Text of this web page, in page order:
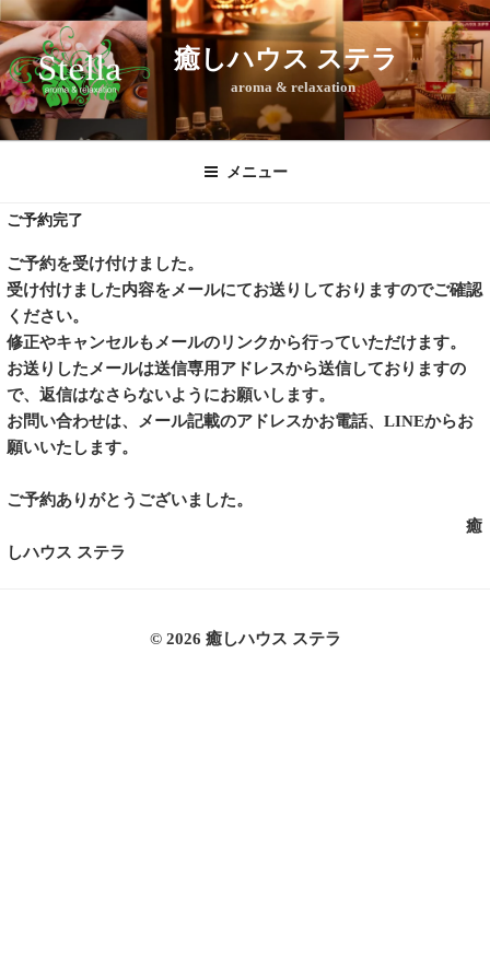
コ
ン
テ
ン
ツ
へ
ッ
癒しハウス ステラ
aroma & relaxation
メニュー
ご予約完了
ご予約を受け付けました。
受け付けました内容をメールにてお送りしておりますのでご確認
ください。
修正やキャンセルもメールのリンクから行っていただけます。
お送りしたメールは送信専用アドレスから送信しておりますの
で、返信はなさらないようにお願いします。
お問い合わせは、メール記載のアドレスかお電話、LINEからお
願いいたします。
ご予約ありがとうございました。
癒
しハウス ステラ
© 2026 癒しハウス ステラ